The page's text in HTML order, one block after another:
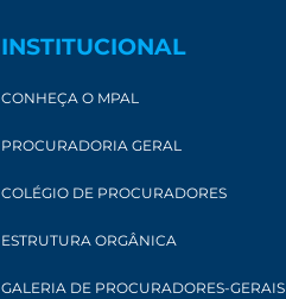
INSTITUCIONAL
CONHEÇA O MPAL
PROCURADORIA GERAL
COLÉGIO DE PROCURADORES
ESTRUTURA ORGÂNICA
GALERIA DE PROCURADORES-GERAIS